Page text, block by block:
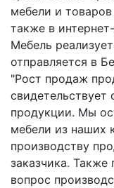
мебели и
также в
Мебель
отправляется в
"Рост продаж
продукции. Мы
мебели из наших
производству
заказчика.
вопрос